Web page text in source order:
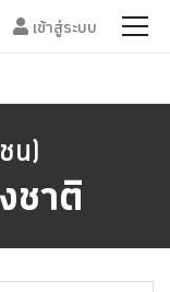
เข้าสู่ระบบ
น)
ชาติ